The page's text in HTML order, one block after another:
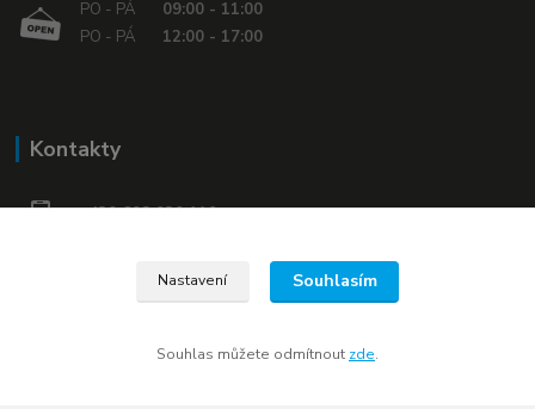
PO - PÁ
09:00 - 11:00
PO - PÁ
12:00 - 17:00
Kontakty
+420 608 030 119
Nastavení Souhlasím
Souhlas můžete odmítnout zde.